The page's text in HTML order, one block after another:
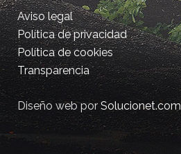
Aviso legal
Política de privacidad
Política de cookies
Transparencia
Diseño web porSolucionet.com